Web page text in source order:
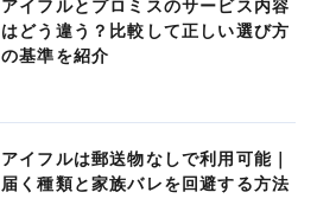
アイフルとプロミスのサービス内容
はどう違う？比較して正しい選び方
の基準を紹介
アイフルは郵送物なしで利用可能｜
届く種類と家族バレを回避する方法